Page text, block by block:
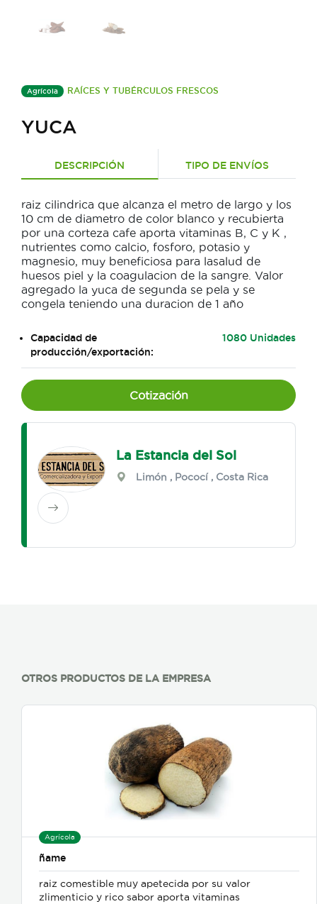
Agrícola RAÍCES Y TUBÉRCULOS FRESCOS
YUCA
DESCRIPCIÓN TIPO DE ENVÍOS
raiz cilindrica que alcanza el metro de largo y los
10 cm de diametro de color blanco y recubierta
por una corteza cafe aporta vitaminas B, C y K ,
nutrientes como calcio, fosforo, potasio y
magnesio, muy beneficiosa para lasalud de
huesos piel y la coagulacion de la sangre. Valor
agregado la yuca de segunda se pela y se
congela teniendo una duracion de 1 año
Capacidad de
producción/exportación:
1080 Unidades
Cotización
La Estancia del Sol
Limón , Pococí, Costa Rica
OTROS PRODUCTOS DE LA EMPRESA
Agrícola
ñame
raiz comestible muy apetecida por su valor
zlimenticio y rico sabor aporta vitaminas